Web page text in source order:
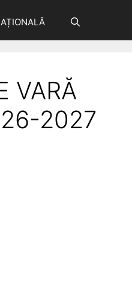
VARĂ
2027